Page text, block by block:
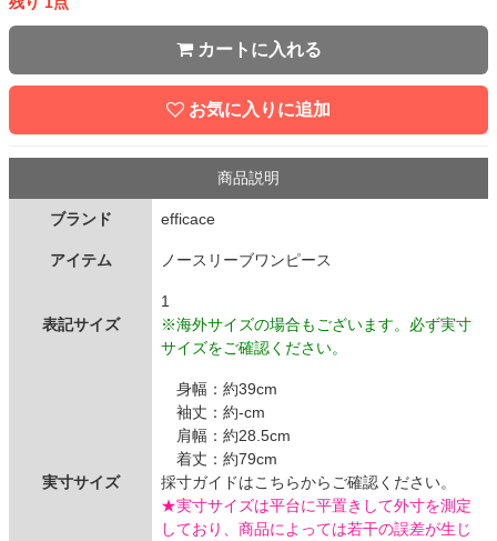
カートに入れる
お気に入りに追加
商品説明
ブランド efficace
アイテム ノースリーブワンピース
表記サイズ
1
※海外サイズの場合もございます。必ず実寸
サイズをご確認ください。
実寸サイズ
身幅：約39cm
袖丈：約-cm
肩幅：約28.5cm
着丈：約79cm
採寸ガイドはこちらからご確認ください。
★実寸サイズは平台に平置きして外寸を測定
しており、商品によっては若干の誤差が生じ